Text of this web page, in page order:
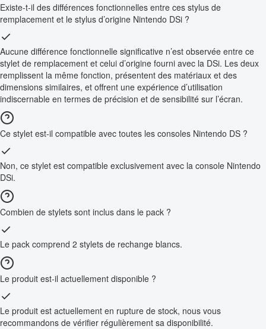
Existe-t-il des différences fonctionnelles entre ces stylus de
remplacement et le stylus d’origine Nintendo DSi ?
Aucune différence fonctionnelle significative n’est observée entre ce
stylet de remplacement et celui d’origine fourni avec la DSi. Les deux
remplissent la même fonction, présentent des matériaux et des
dimensions similaires, et offrent une expérience d’utilisation
indiscernable en termes de précision et de sensibilité sur l’écran.
Ce stylet est-il compatible avec toutes les consoles Nintendo DS ?
Non, ce stylet est compatible exclusivement avec la console Nintendo
DSi.
Combien de stylets sont inclus dans le pack ?
Le pack comprend 2 stylets de rechange blancs.
Le produit est-il actuellement disponible ?
Le produit est actuellement en rupture de stock, nous vous
recommandons de vérifier régulièrement sa disponibilité.